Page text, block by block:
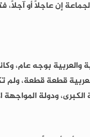
إن عاجلاً أو
والعربية بوجه عام،
قطعة قطعة، ولم
ودولة المواجهة